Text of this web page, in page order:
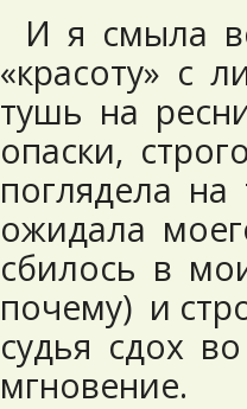
И я смыла
«красоту» с
тушь на
опаски,
поглядела на
ожидала
сбилось в
почему) и
судья сдох
мгновение.